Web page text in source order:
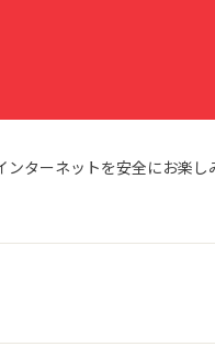
ンターネットを安全にお楽し